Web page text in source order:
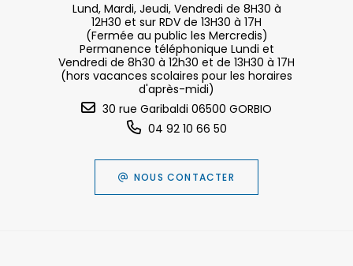
Lund, Mardi, Jeudi, Vendredi de 8H30 à
12H30 et sur RDV de 13H30 à 17H
(Fermée au public les Mercredis)
Permanence téléphonique Lundi et
Vendredi de 8h30 à 12h30 et de 13H30 à 17H
(hors vacances scolaires pour les horaires
d'après-midi)
30 rue Garibaldi 06500 GORBIO
04 92 10 66 50
NOUS CONTACTER